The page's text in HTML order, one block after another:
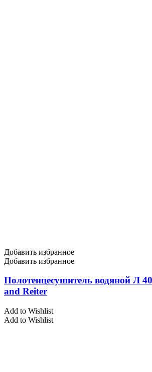
Добавить избранное
Добавить избранное
Полотенцесушитель водяной Л
and Reiter
Add to Wishlist
Add to Wishlist